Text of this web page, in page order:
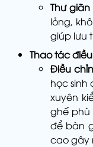
Thư giãn
lỏng,
giúp lưu
Thao tác
Điều
học sinh
xuyên
ghế phù
để bàn
cao gây